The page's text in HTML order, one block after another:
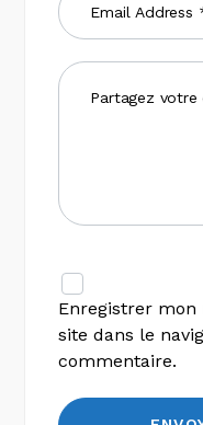
Enregistrer
site dans le
commentaire.